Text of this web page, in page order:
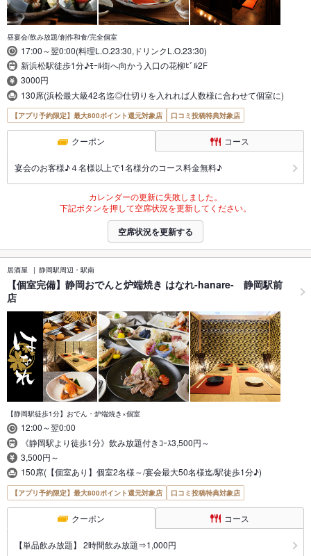
昼宴会/飲み放題/創作和食/完全個室
17:00～翌0:00(料理L.O.23:30,ドリンクL.O.23:30)
新浜松駅徒歩1分♪ﾓｰﾙ街へ向かう入口の花柳ﾋﾞﾙ2F
3000円
130席(浜松最大級42名迄◎仕切りを入れれば人数様に合わせて個室に)
【アプリ予約限定】最大800ポイント還元対象店 口コミ投稿特典対象店
クーポン コース
宴会のお客様♪４名様以上で1名様分のコース料金無料♪
カレンダーの更新に失敗しました。
下記ボタンを押して空席状況を更新してください。
空席状況を更新する
居酒屋 静岡駅周辺・駅南
【個室完備】静岡おでんと炉端焼き はなれ-hanare- 静岡駅前
店
【静岡駅徒歩1分】おでん・炉端焼き×個室
12:00～翌0:00
《静岡駅より徒歩1分》飲み放題付きｺｰｽ3,500円～
3,500円～
150席(【個室あり】個室2名様～/宴会最大50名様迄/駅徒歩1分♪)
【アプリ予約限定】最大800ポイント還元対象店 口コミ投稿特典対象店
クーポン コース
【単品飲み放題】 2時間飲み放題⇒1,000円